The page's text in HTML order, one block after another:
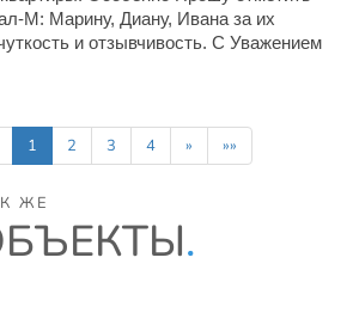
М: Марину, Диану, Ивана за их
и отзывчивость. С Уважением
1 2 3 4 » »»
ЖЕ
.